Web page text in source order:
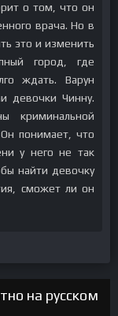
о том, что он
врача. Но в
это и изменить
город, где
ждать. Варун
девочки Чинну.
криминальной
понимает, что
у него не так
найти девочку
сможет ли он
на русском